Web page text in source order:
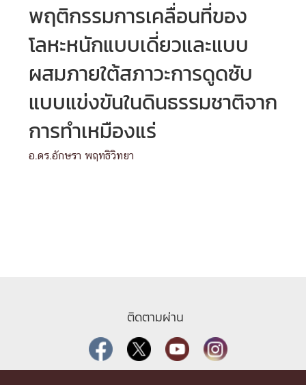
พฤติกรรมการเคลื่อนที่ของ
โลหะหนักแบบเดี่ยวและแบบ
ผสมภายใต้สภาวะการดูดซับ
แบบแข่งขันในดินธรรมชาติจาก
การทำเหมืองแร่
อ.ดร.อักษรา พฤทธิวิทยา
ติดตามผ่าน